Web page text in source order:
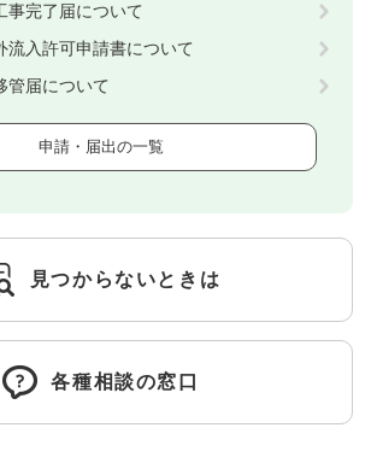
事完了届について
流入許可申請書について
管届について
申請・届出の一覧
見つからないときは
各種相談の窓口